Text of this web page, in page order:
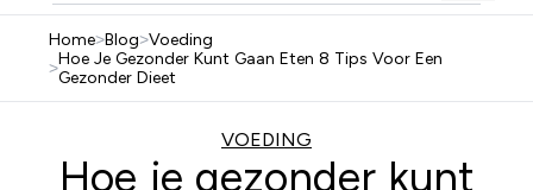
Home>Blog>Voeding
>Hoe Je Gezonder Kunt Gaan Eten 8 Tips Voor Een
Gezonder Dieet
VOEDING
Hoe je gezonder kunt